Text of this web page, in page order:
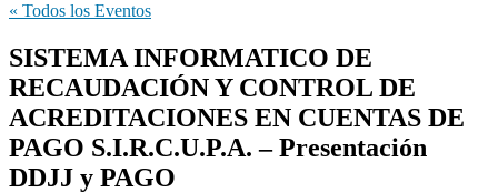
« Todos los Eventos
SISTEMA INFORMATICO DE
RECAUDACIÓN Y CONTROL DE
ACREDITACIONES EN CUENTAS DE
PAGO S.I.R.C.U.P.A. – Presentación
DDJJ y PAGO